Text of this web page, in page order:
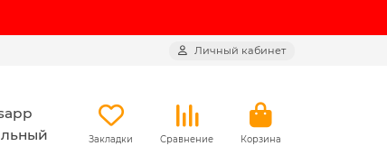
Личный кабинет
Закладки Сравнение Корзина